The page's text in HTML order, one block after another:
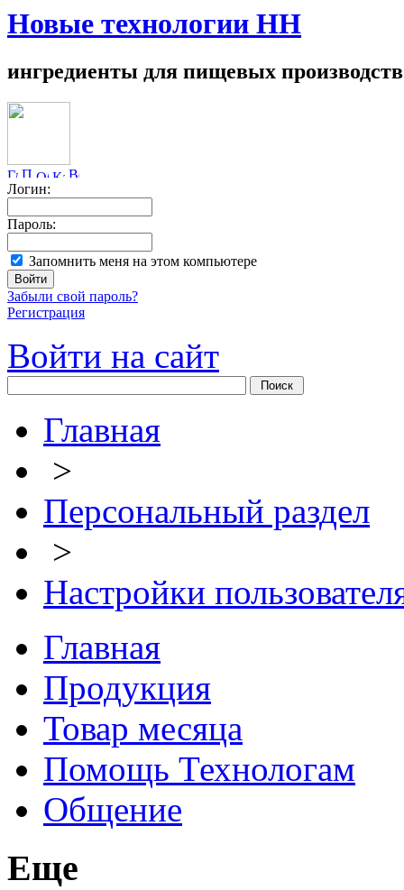
Новые технологии НН
ингредиенты для пищевых производств
Логин:
Пароль:
Запомнить меня на этом компьютере
Забыли свой пароль?
Регистрация
Войти на сайт
Главная
>
Персональный раздел
>
Настройки
Главная
Продукция
Товар месяца
Помощь Технологам
Общение
Еще